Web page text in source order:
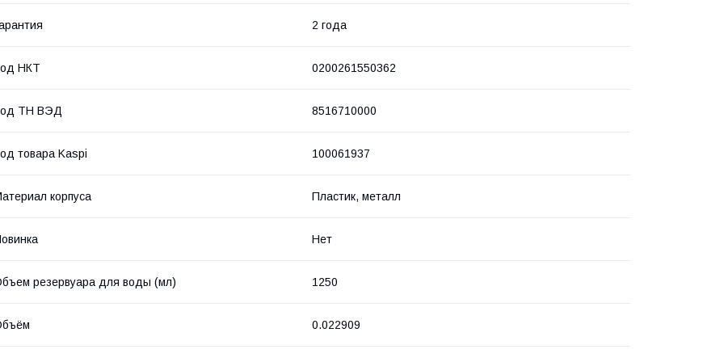
2 года
НКТ 0200261550362
ТН ВЭД 8516710000
товара Kaspi 100061937
корпуса Пластик, металл
Нет
резервуара для воды (мл) 1250
0.022909